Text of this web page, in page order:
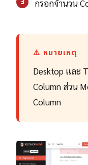
กรอกจำนวน
⚠️ หมายเหตุ
Desktop และ
Column ส่วน
Column